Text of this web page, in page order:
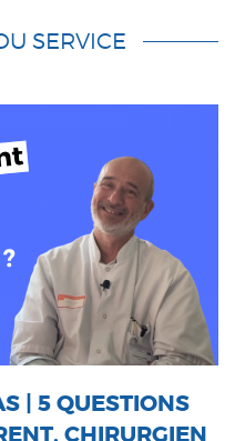
SERVICE
| 5 QUESTIONS
CHIRURGIEN